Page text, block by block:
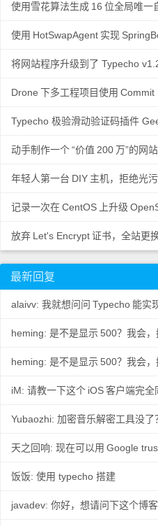
使用雪花算法生成 16 位全局唯一
使用 HotSwapAgent 实现
将网站程序升级到了 Typecho
Drone 下多工程项目使用 Commit
Typecho 极验滑动验证码插件
动手制作一个“价值 200万”的网
年轻人第一台 DIY 主机，拒绝光污
记录一次在CentOS 上升级
放弃 Let's Encrypt证书，全站更
最新回复
alaivv: 我就想问问 Typecho 能实
heming: 是不是显示500？我会，
heming: 是不是显示500？我会，
iM: 请教一下这个 iOS客户端完全
Yubaozhi: 加密音乐解密工具没了
天之回响: 现在可以用 Google
饭饭: 使用 typecho 搭建
javadev: 你好，想请问下这个博